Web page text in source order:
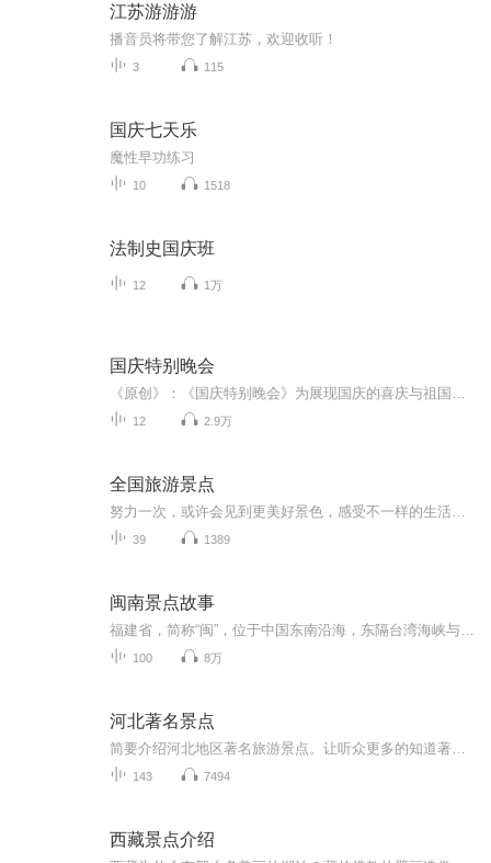
江苏游游游
播音员将带您了解江苏，欢迎收听！
3 115
国庆七天乐
魔性早功练习
10 1518
法制史国庆班
12 1万
国庆特别晚会
12 2.9万
全国旅游景点
39 1389
闽南景点故事
100 8万
河北著名景点
143 7494
西藏景点介绍